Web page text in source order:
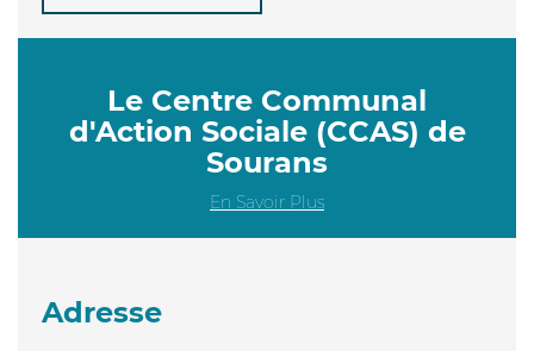
Le Centre Communal
d'Action Sociale (CCAS) de
Sourans
En Savoir Plus
Adresse